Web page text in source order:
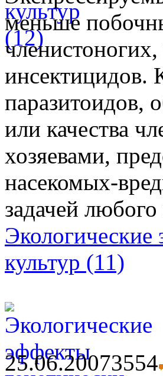
меньше
инсектицидов.
паразитоидов,
или качества
хозяевами,
насекомых-
задачей
культур (11)
25.06.20073554